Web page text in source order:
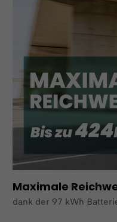
An einer DC 150-kW-
von mehreren Faktoren
Ladestation, der
und alterungszustand, der
Fahrzeug variieren.
Maximale
dank der 97 kWh